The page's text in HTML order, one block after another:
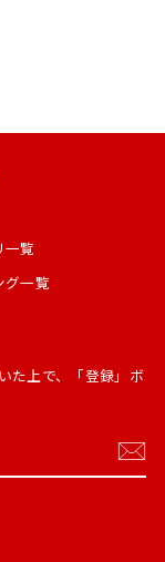
一覧
グ一覧
た上で、「登録」ボ